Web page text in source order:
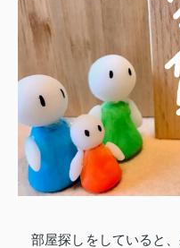
部屋探しをしていると